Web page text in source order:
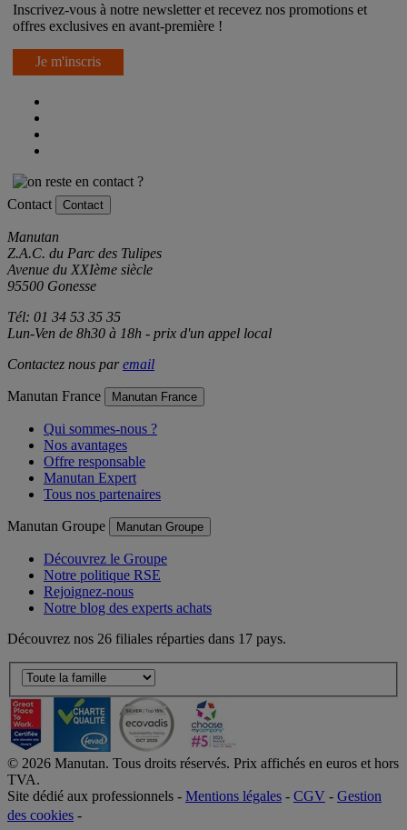
Inscrivez-vous à notre newsletter et recevez nos promotions et
offres exclusives en avant-première !
Je m'inscris
Contact Contact
Manutan
Z.A.C. du Parc des Tulipes
Avenue du XXIème siècle
95500 Gonesse
Tél: 01 34 53 35 35
Lun-Ven de 8h30 à 18h - prix d'un appel local
Contactez nous paremail
Manutan France Manutan France
Qui sommes-nous ?
Nos avantages
Offre responsable
Manutan Expert
Tous nos partenaires
Manutan Groupe Manutan Groupe
Découvrez le Groupe
Notre politique RSE
Rejoignez-nous
Notre blog des experts achats
Découvrez nos 26 filiales réparties dans 17 pays.
© 2026 Manutan. Tous droits réservés. Prix affichés en euros et hors
TVA.
Site dédié aux professionnels - Mentions légales - CGV - Gestion
des cookies -